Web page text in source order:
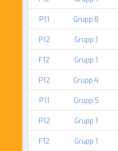
P11 Grupp 8
P12 Grupp 1
F12 Grupp 1
P12 Grupp 4
P11 Grupp 5
P12 Grupp 1
F12 Grupp 1